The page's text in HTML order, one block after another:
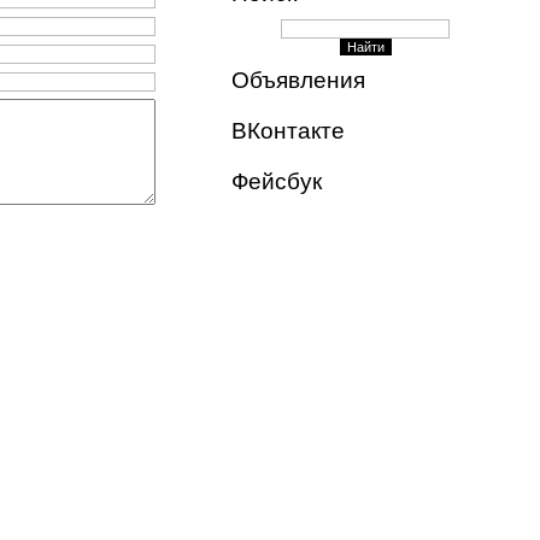
Объявления
ВКонтакте
Фейсбук